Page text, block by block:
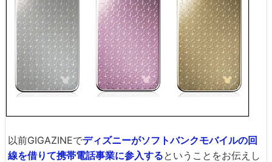
以前GIGAZINEでディズニーがソフトバンクモバイルの回
線を借りて携帯電話事業に参入するということをお伝えし